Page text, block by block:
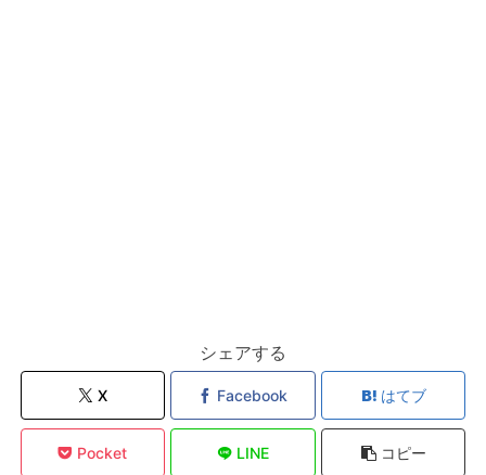
シェアする
X Facebook はてブ
Pocket LINE コピー